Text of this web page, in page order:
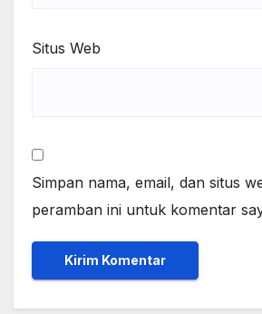
Situs Web
Simpan nama, email, dan situs
peramban ini untuk komentar